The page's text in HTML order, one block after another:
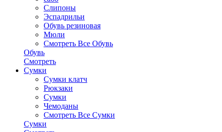
Слипоны
Эспадрильи
Обувь резиновая
Мюли
Смотреть Все Обувь
Обувь
Смотреть
Сумки
Сумки клатч
Рюкзаки
Сумки
Чемоданы
Смотреть Все Сумки
Сумки